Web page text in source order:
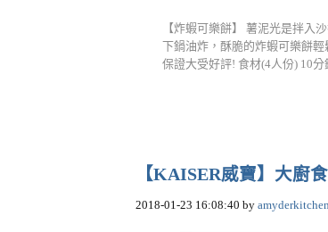
【炸蝦可樂餅】 薯泥光是拌入
下鍋油炸，酥脆的炸蝦可樂餅
保證大受好評! 食材(4人份) 10分
【KAISER威寶】大廚
2018-01-23 16:08:40 by amyderkitchen